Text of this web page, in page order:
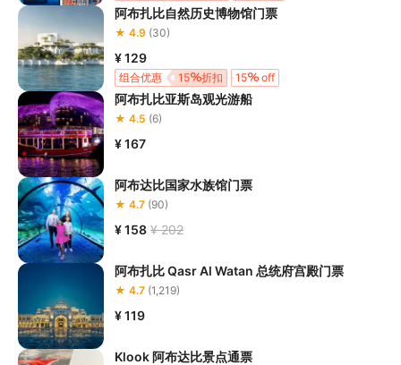
混乱中的秩序
：观看旋转的光线笔触突然同步，然后随着人
们穿梭其中而分解并重组。
变形连续体：接近一个发光、自我修复的团块，它漂浮在半
空中，像一个活生生的能量场一样不断重塑。
无质量非物质雕塑：欣赏由肥皂泡般的光线构成的漂浮发光
形态，其形状会不断变化，一旦受损便会消失。
光之雕塑 – 流动 - 观赏光束盘旋流动，形成无形状、纯粹由
动态与能量构成的造型。
行前须知
阿布扎比 teamLab Phenomena 是由享誉全球的东京艺术团
体 teamLab 构思打造。
teamLab Phenomena 阿布扎比已于2025年4月18日开幕。
阿布扎比 teamLab Phenomena 是阿布扎比萨迪亚特文化区
蓬勃发展的文化机构网络之一，预计于 2025 年完工。
这场多感官体验设有干区与湿区两大主要区域，并举办大规
阿布扎比自然历史博物馆门票
★ 4.9 (30)
¥ 129
15 折扣
组合优惠 15 off
阿布扎比亚斯岛观光游船
★ 4.5 (6)
¥ 167
阿布达比国家水族馆门票
★ 4.7 (90)
¥ 158 ¥ 202
阿布扎比 Qasr Al Watan 总统府宫殿门票
★ 4.7 (1,219)
¥ 119
Klook 阿布达比景点通票